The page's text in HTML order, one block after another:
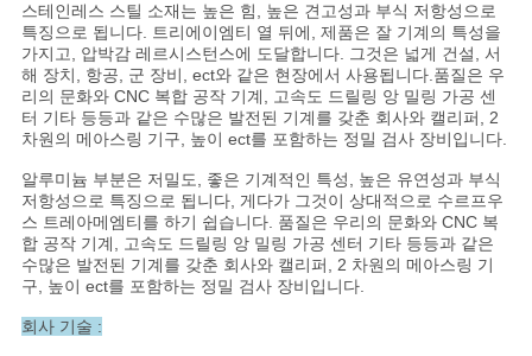
을
요
청
하
십
시
오
스테인레스 스틸 소재는 높은 힘, 높은 견고성과 부식 저항성으로
특징으로 됩니다. 트리에이엠티 열 뒤에, 제품은 잘 기계의 특성을
가지고, 압박감 레르시스턴스에 도달합니다. 그것은 넓게 건설, 서
해 장치, 항공, 군 장비, ect와 같은 현장에서 사용됩니다.품질은 우
리의 문화와 CNC 복합 공작 기계, 고속도 드릴링 앙 밀링 가공 센
터 기타 등등과 같은 수많은 발전된 기계를 갖춘 회사와 캘리퍼, 2
차원의 메아스링 기구, 높이 ect를 포함하는 정밀 검사 장비입니다.
알루미늄 부분은 저밀도, 좋은 기계적인 특성, 높은 유연성과 부식
저항성으로 특징으로 됩니다, 게다가 그것이 상대적으로 수르프우
스 트레아메엠티를 하기 쉽습니다. 품질은 우리의 문화와 CNC 복
합 공작 기계, 고속도 드릴링 앙 밀링 가공 센터 기타 등등과 같은
수많은 발전된 기계를 갖춘 회사와 캘리퍼, 2 차원의 메아스링 기
구, 높이 ect를 포함하는 정밀 검사 장비입니다.
회사 기술 :